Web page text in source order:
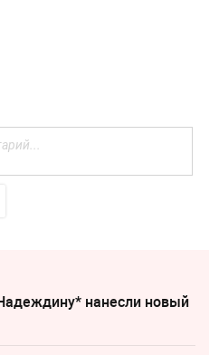
нанесли новый